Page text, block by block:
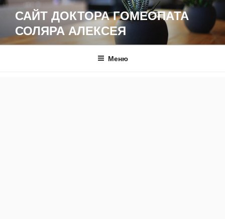
Перейти
содержимому
САЙТ ДОКТОРА ГОМЕОПАТА
СОЛЯРА АЛЕКСЕЯ
Меню